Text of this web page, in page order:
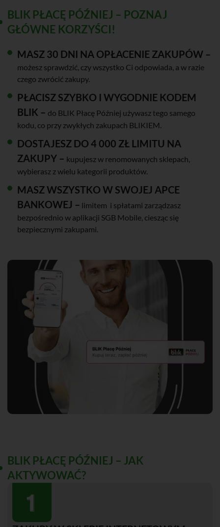
BLIK PŁACĘ PÓŹNIEJ – POZNAJ
GŁÓWNE KORZYŚCI!
MASZ 30 DNI NA OPŁACENIE ZAKUPÓW –
możesz sprawdzić, czy wszystko Ci odpowiada, a w razie
czego zwrócić zakupy.
PŁACISZ SZYBKO I WYGODNIE KODEM
BLIK – do BLIK Płacę Później używasz tego samego
kodu, co przy zwykłych zakupach BLIKIEM.
DOSTAJESZ DO 4 000 ZŁ LIMITU NA
ZAKUPY – kupujesz w renomowanych sklepach,
wybierasz z wielu kategorii produktów.
MASZ WSZYSTKO W SWOJEJ APCE
BANKOWEJ – limitem i spłatami zarządzasz
bezpośrednio w aplikacji SGB Mobile, ciesząc się
bezpiecznymi zakupami.
BLIK PŁACĘ PÓŹNIEJ – JAK
AKTYWOWAĆ?